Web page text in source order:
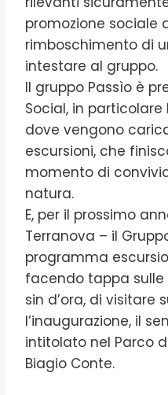
promozione sociale
rimboschimento di
intestare al gruppo.
Il gruppo Passìo è
Social, in particolare
dove vengono
escursioni, che
momento di
natura.
E, per il prossimo
Terranova – il
programma
facendo tappa sulle
sin d’ora, di visitare
l’inaugurazione, il
intitolato nel Parco
Biagio Conte.